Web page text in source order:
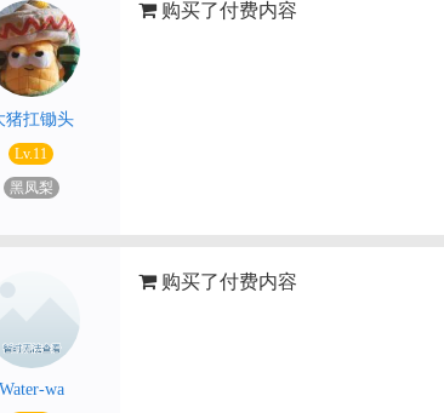
猪扛锄头
Lv.11
黑凤梨
购买了付费内容
Water-wa
购买了付费内容